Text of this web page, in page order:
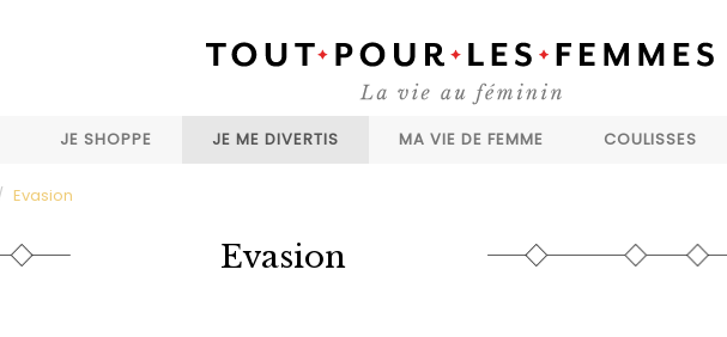
JE SHOPPE JE ME DIVERTIS MA VIE DE FEMME COULISSES
Evasion
Evasion